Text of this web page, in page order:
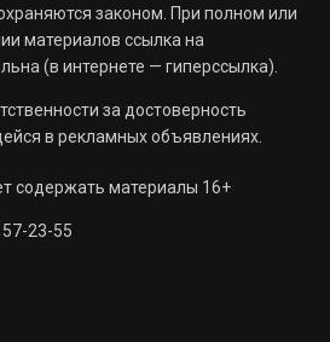
законом. При полном или
материалов ссылка на
(в интернете — гиперссылка).
за достоверность
в рекламных объявлениях.
содержать материалы 16+
23-55